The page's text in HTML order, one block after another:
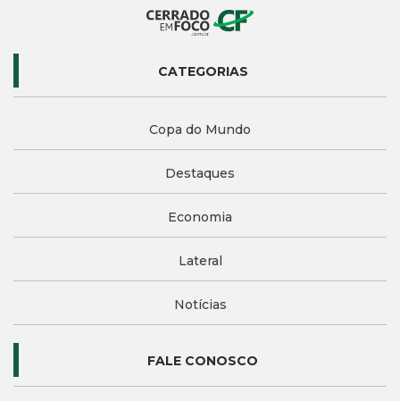
CATEGORIAS
Copa do Mundo
Destaques
Economia
Lateral
Notícias
FALE CONOSCO